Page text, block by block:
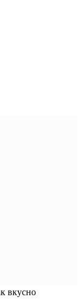
вкусно